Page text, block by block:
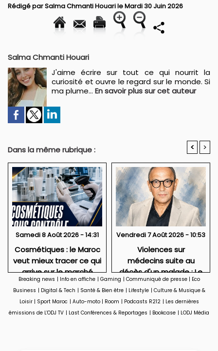
Rédigé parSalma Chmanti Houarile Mardi 30 Juin 2026
Salma Chmanti Houari
J'aime écrire sur tout ce qui nourrit la
curiosité et ouvre le regard sur le monde. Si
ma plume... En savoir plus sur cet auteur
Dans la même rubrique : < >
Samedi 8 Août 2026 - 14:31
Cosmétiques : le Maroc
veut mieux tracer ce qui
arrive sur le marché
Vendredi 7 Août 2026 - 10:53
Violences sur
médecins suite au
décès d'un malade : Le
drame caché de la
médecine.
Breaking news | Info en affiche | Gaming | Communiqué de presse | Eco
Business | Digital & Tech | Santé & Bien être | Lifestyle | Culture & Musique &
Loisir | Sport Maroc | Auto-moto | Room | Podcasts R212 | Les dernières
émissions de L'ODJ TV | Last Conférences & Reportages | Bookcase | LODJ Média